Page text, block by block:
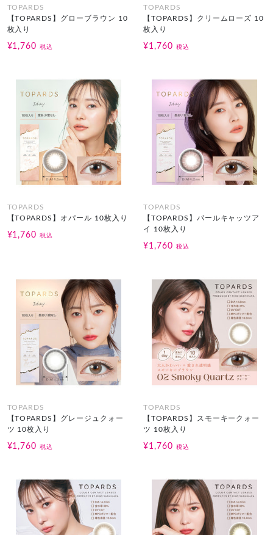
TOPARDS
【TOPARDS】グローブラウン 10
枚入り
¥1,760税込
TOPARDS
【TOPARDS】クリームローズ 10
枚入り
¥1,760 税込
TOPARDS
【TOPARDS】オパール 10枚入り
¥1,760税込
TOPARDS
【TOPARDS】パールキャッツア
イ 10枚入り
¥1,760 税込
TOPARDS
【TOPARDS】グレージュクォー
ツ 10枚入り
¥1,760税込
TOPARDS
【TOPARDS】スモーキークォー
ツ 10枚入り
¥1,760 税込